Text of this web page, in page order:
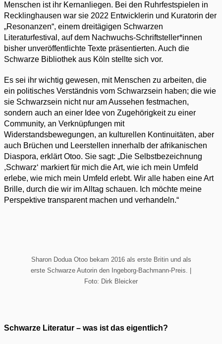
Menschen ist ihr Kernanliegen. Bei den Ruhrfestspielen in
Recklinghausen war sie 2022 Entwicklerin und Kuratorin der
„Resonanzen“, einem dreitägigen Schwarzen
Literaturfestival, auf dem Nachwuchs-Schriftsteller*innen
bisher unveröffentlichte Texte präsentierten. Auch die
Schwarze Bibliothek aus Köln stellte sich vor.
Es sei ihr wichtig gewesen, mit Menschen zu arbeiten, die
ein politisches Verständnis vom Schwarzsein haben; die wie
sie Schwarzsein nicht nur am Aussehen festmachen,
sondern auch an einer Idee von Zugehörigkeit zu einer
Community, an Verknüpfungen mit
Widerstandsbewegungen, an kulturellen Kontinuitäten, aber
auch Brüchen und Leerstellen innerhalb der afrikanischen
Diaspora, erklärt Otoo. Sie sagt: „Die Selbstbezeichnung
,Schwarz‘ markiert für mich die Art, wie ich mein Umfeld
erlebe, wie mich mein Umfeld erlebt. Wir alle haben eine Art
Brille, durch die wir im Alltag schauen. Ich möchte meine
Perspektive transparent machen und verhandeln.“
Sharon Dodua Otoo bekam 2016 als erste Britin und als
erste Schwarze Autorin den Ingeborg-Bachmann-Preis. |
Foto: Dirk Bleicker
Schwarze Literatur – was ist das eigentlich?